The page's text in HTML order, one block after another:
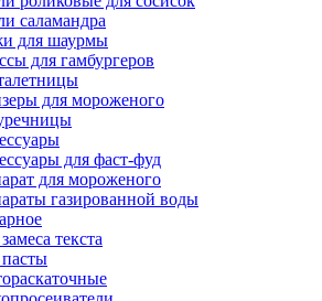
саламандра
для шаурмы
для гамбургеров
для мороженого
для фаст-фуд
для мороженого
газированной воды
текста